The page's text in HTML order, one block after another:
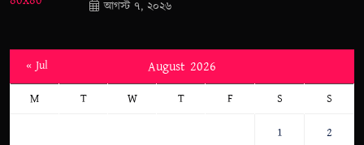
আগস্ট ৭, ২০২৬
August 2026
M T W T F S S
1 2
« Jul